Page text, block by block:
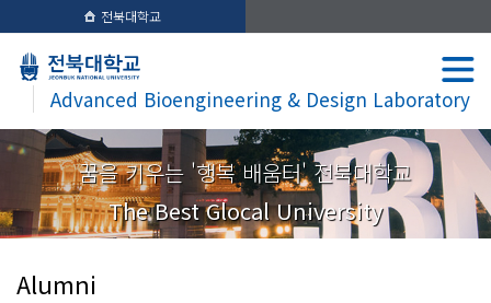
전북대학교
Advanced Bioengineering & Design Laboratory
꿈을 키우는 '행복 배움터' 전북대학교
The Best Glocal University
Alumni